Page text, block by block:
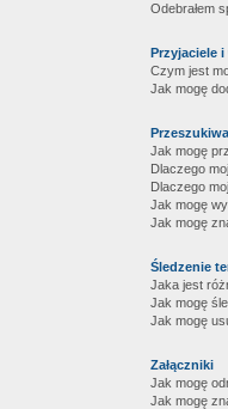
Odebrałem
Przyjaciele
Czym jest
Jak mogę
Jak mogę
Dlaczego
Dlaczego
Jak mogę
Jak mogę
Śledzenie
Jaka jest
Jak mogę
Jak mogę
Załączniki
Jak mogę
Jak mogę